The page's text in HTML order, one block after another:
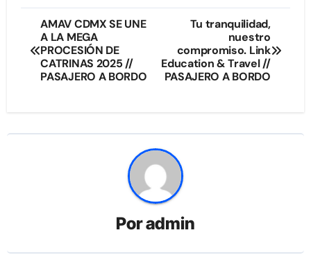
Navegación
de
entradas
AMAV CDMX SE UNE
A LA MEGA
PROCESIÓN DE
CATRINAS 2025 //
PASAJERO A BORDO
Tu tranquilidad,
nuestro
compromiso. Link
Education & Travel //
PASAJERO A BORDO
Poradmin